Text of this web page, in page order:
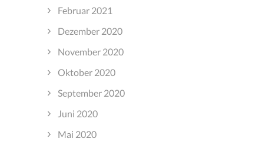
Februar 2021
Dezember 2020
November 2020
Oktober 2020
September 2020
Juni 2020
Mai 2020